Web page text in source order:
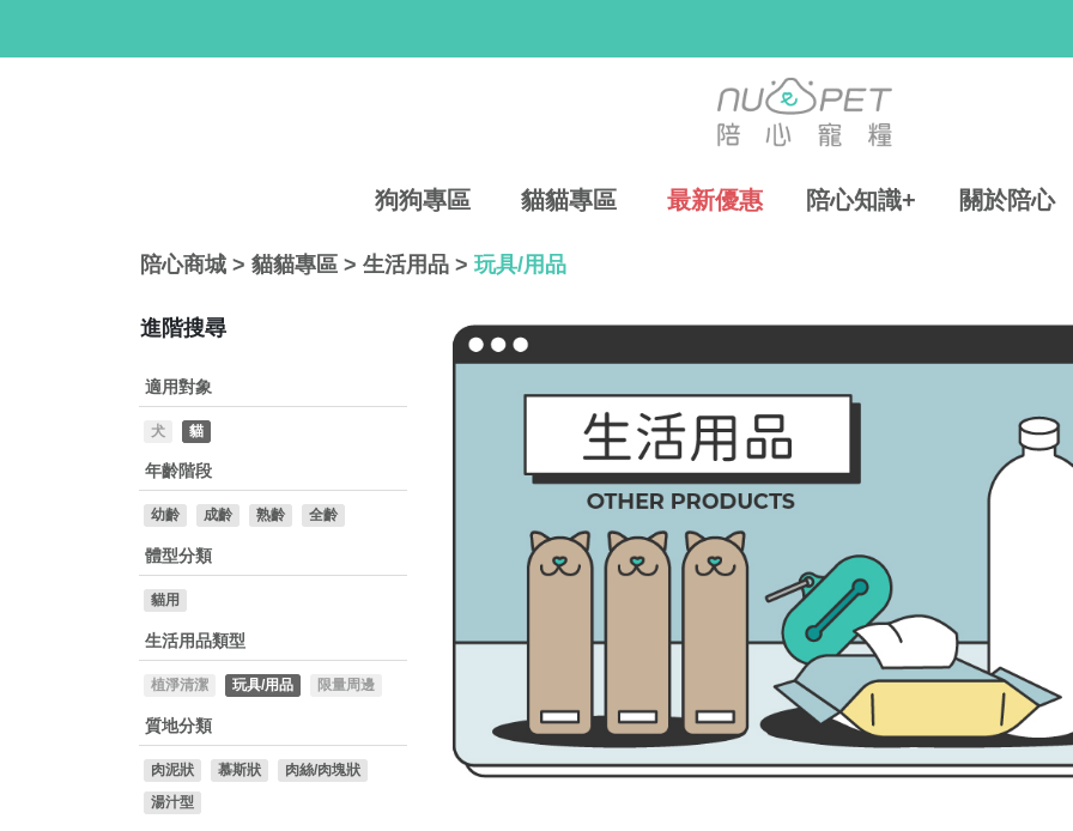
狗狗專區 貓貓專區 最新優惠 陪心知識+ 關於陪心
陪心商城 > 貓貓專區 > 生活用品 > 玩具/用品
進階搜尋
適用對象
犬 貓
年齡階段
幼齡 成齡 熟齡 全齡
體型分類
貓用
生活用品類型
植淨清潔 玩具/用品 限量周邊
質地分類
肉泥狀 慕斯狀
肉絲/肉塊狀
湯汁型